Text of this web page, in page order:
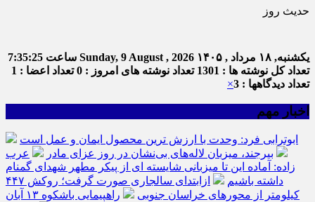
حدیث روز
یکشنبه, ۱۸ مرداد , ۱۴۰۵ Sunday, 9 August , 2026 ساعت 7:35:25
تعداد کل نوشته ها : 1301
تعداد نوشته های امروز : 0
تعداد اعضا : 1
تعداد دیدگاهها : 3
×
اخبار مهم
ابوترابی فرد: وحدت با ارزش ترین محصول ایمان و عمل است
بیرجند، میزبان لاله‌های بی‌نشان در روز عزای مادر
عرب
زاده: آماده این تا میزبانی شایسته ای از پیکر مطهر شهدای گمنام
داشته باشیم
ازابتدای سالجاری صورت گرفت؛ روکش ۴۴۷
کیلومتر از محورهای خراسان جنوبی
راهپیمایی باشکوه ۱۳ آبان